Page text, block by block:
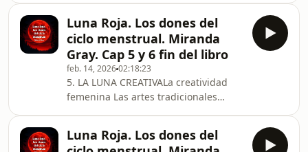
Luna Roja. Los dones del
ciclo menstrual. Miranda
Gray. Cap 5 y 6 fin del libro
feb. 14, 202602:18:23
5. LA LUNA CREATIVALa creatividad
femenina Las artes tradicionales
LA LUNA La tradición femenina Cómo
Luna Roja. Los dones del